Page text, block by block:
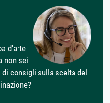
d'arte
non sei
consigli sulla scelta del